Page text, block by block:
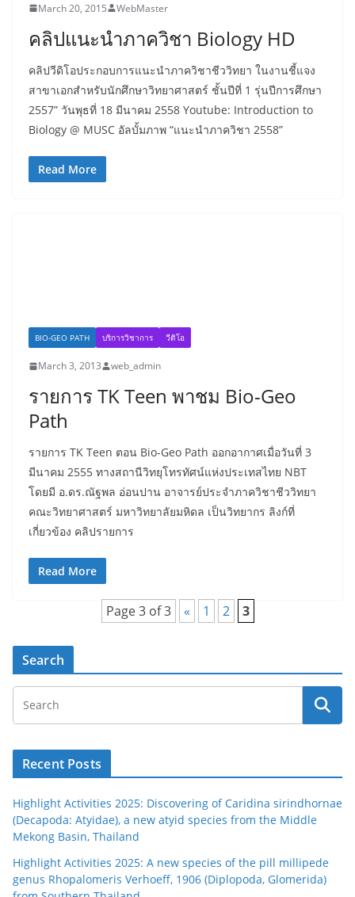
March 20, 2015 WebMaster
คลิปแนะนำภาควิชา Biology HD
คลิปวีดิโอประกอบการแนะนำภาควิชาชีววิทยา ในงานชี้แจง
สาขาเอกสำหรับนักศึกษาวิทยาศาสตร์ ชั้นปีที่ 1 รุ่นปีการศึกษา
2557” วันพุธที่ 18 มีนาคม 2558 Youtube: Introduction to
Biology @ MUSC อัลบั้มภาพ “แนะนำภาควิชา 2558”
Read More
BIO-GEO PATH บริการวิชาการ วีดิโอ
March 3, 2013 web_admin
รายการ TK Teen พาชม Bio-Geo
Path
รายการ TK Teen ตอน Bio-Geo Path ออกอากาศเมื่อวันที่ 3
มีนาคม 2555 ทางสถานีวิทยุโทรทัศน์แห่งประเทสไทย NBT
โดยมี อ.ดร.ณัฐพล อ่อนปาน อาจารย์ประจำภาควิชาชีววิทยา
คณะวิทยาศาสตร์ มหาวิทยาลัยมหิดล เป็นวิทยากร ลิงก์ที่
เกี่ยวข้อง คลิปรายการ
Read More
Page 3 of 3 « 1 2 3
Search
Recent Posts
Highlight Activities 2025: Discovering of Caridina sirindhornae
(Decapoda: Atyidae), a new atyid species from the Middle
Mekong Basin, Thailand
Highlight Activities 2025: A new species of the pill millipede
genus Rhopalomeris Verhoeff, 1906 (Diplopoda, Glomerida)